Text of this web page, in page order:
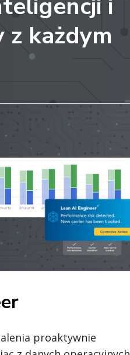
i
z każdym
proaktywnie